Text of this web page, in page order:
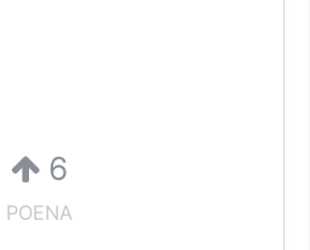
6
POENA